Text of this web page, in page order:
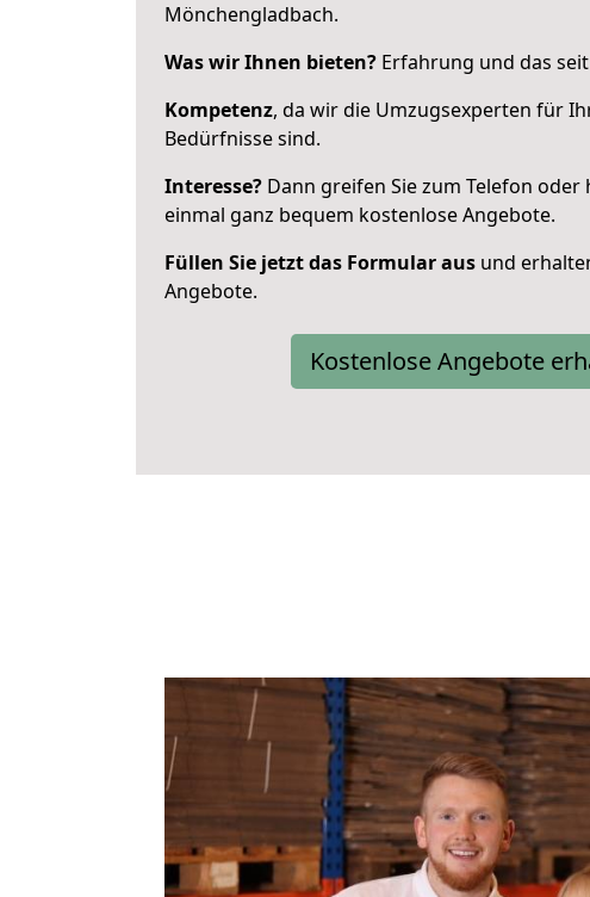
Mönchengladbach.
Was wir Ihnen bieten? Erfahrung und das seit
Kompetenz, da wir die Umzugsexperten für
Bedürfnisse sind.
Interesse? Dann greifen Sie zum Telefon oder
einmal ganz bequem kostenlose Angebote.
Füllen Sie jetzt das Formular aus und
Angebote.
Kostenlose Angebote